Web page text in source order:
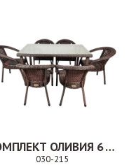
КОМПЛЕКТ ОЛИВИЯ 6 КОРИЧНЕВЫЙ
030-215